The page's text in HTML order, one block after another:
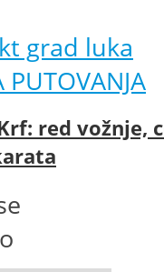
PUTOVANJA
red vožnje,